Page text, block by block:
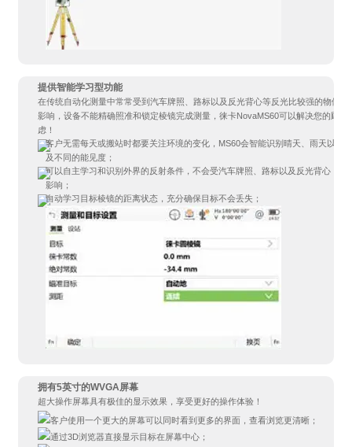
提供智能学习型功能
在传统自动化测量中常常受到汽车牌照、路标以及反光背心等反光比较强的物体
影响，设备不能精确照准和锁定棱镜完成测量，徕卡NovaMS60可以解决您的顾
虑！
客户无需每天或搬站时都要关注环境的变化，MS60会智能识别晴天、雨天以
及不同的能见度；
可以自主学习和识别外界的反射条件，不会受汽车牌照、路标以及反光背心
影响；
自动学习目标棱镜的距离状态，充分确保目标不会丢失；
拥有5英寸的WVGA屏幕
超大操作屏幕具有极佳的显示效果，享受更好的操作体验！
客户使用一个更大的屏幕可以同时看到更多的界面，查看浏览更清晰；
通过3D浏览器直接显示目标在屏幕中心；